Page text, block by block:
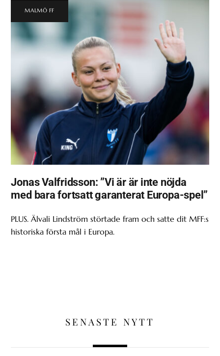
MALMÖ FF
Jonas Valfridsson: ”Vi är är inte nöjda
med bara fortsatt garanterat Europa-spel”
PLUS. Älvali Lindström störtade fram och satte dit MFF:s
historiska första mål i Europa.
SENASTE NYTT